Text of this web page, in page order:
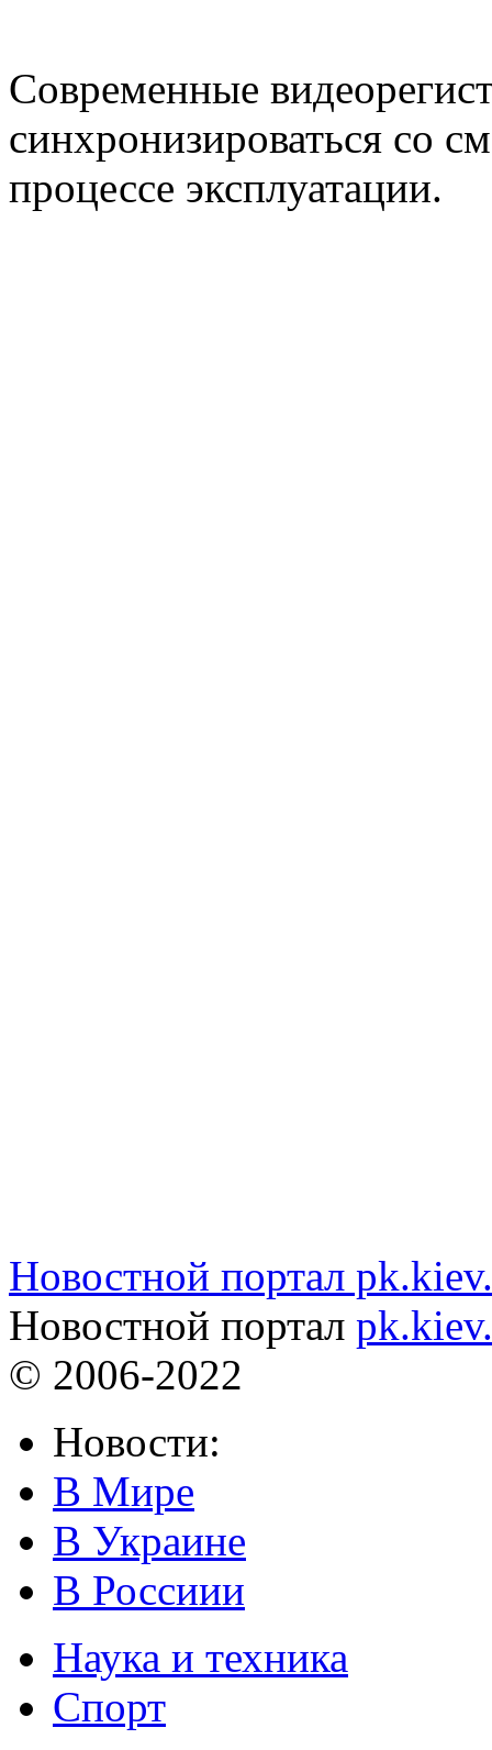
Современные
синхронизироваться со
процессе эксплуатации.
Новостной портал
Новостной портал
© 2006-2022
Новости:
В Мире
В Украине
В Россиии
Наука и техника
Спорт